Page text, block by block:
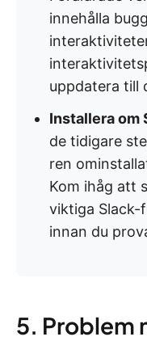
innehålla
uppdatera till
Installera om
de tidigare
ren
Kom ihåg att
viktiga Slack-
innan du
5. Problem